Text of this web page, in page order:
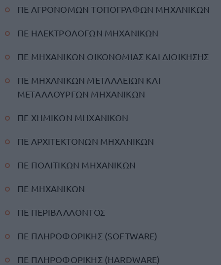
ΠΕ ΑΓΡΟΝΟΜΩΝ ΤΟΠΟΓΡΑΦΩΝ ΜΗΧΑΝΙΚΩΝ
ΠΕ ΗΛΕΚΤΡΟΛΟΓΩΝ ΜΗΧΑΝΙΚΩΝ
ΠΕ ΜΗΧΑΝΙΚΩΝ ΟΙΚΟΝΟΜΙΑΣ ΚΑΙ ΔΙΟΙΚΗΣΗΣ
ΠΕ ΜΗΧΑΝΙΚΩΝ ΜΕΤΑΛΛΕΙΩΝ ΚΑΙ
ΜΕΤΑΛΛΟΥΡΓΩΝ ΜΗΧΑΝΙΚΩΝ
ΠΕ ΧΗΜΙΚΩΝ ΜΗΧΑΝΙΚΩΝ
ΠΕ ΑΡΧΙΤΕΚΤΟΝΩΝ ΜΗΧΑΝΙΚΩΝ
ΠΕ ΠΟΛΙΤΙΚΩΝ ΜΗΧΑΝΙΚΩΝ
ΠΕ ΜΗΧΑΝΙΚΩΝ
ΠΕ ΠΕΡΙΒΑΛΛΟΝΤΟΣ
ΠΕ ΠΛΗΡΟΦΟΡΙΚΗΣ (SOFTWARE)
ΠΕ ΠΛΗΡΟΦΟΡΙΚΗΣ (HARDWARE)